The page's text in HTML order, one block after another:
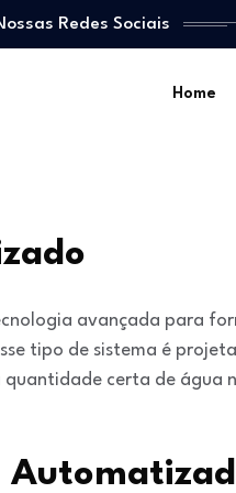
Redes Sociais
Home
avançada para
tipo de sistema é
certa de água